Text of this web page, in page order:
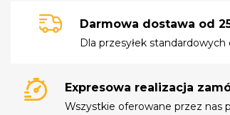
Darmowa dostawa od
Dla przesyłek standardowych
Expresowa realizacja
Wszystkie oferowane przez nas